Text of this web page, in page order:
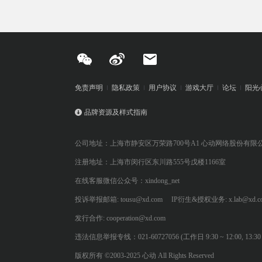
免责声明 隐私政策 用户协议 游戏大厅 论坛 阳光
品牌资源及样式指南
公司地址：上海市静安区万荣路700号A1 心动网络股份有限
注册地址：上海市闵行区东川路555号戊楼1166室
在线客服微信公众号：xindong_net
投诉举报邮箱: tousu@xd.com IP衍生&授权业务:
发行合作: cooperation@xd.com
违法信息举报专线：021-60727056 (工作日 9:30 ~ 12:00, 13:30
版权所有 ©2003-2025 心动 All Rights Reserved